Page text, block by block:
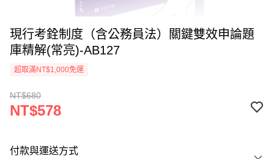
現行考銓制度（含公務員法）關鍵雙效申論題
庫精解(常亮)-AB127
超取滿NT$1,000免運
NT$680
NT$578
付款與運送方式